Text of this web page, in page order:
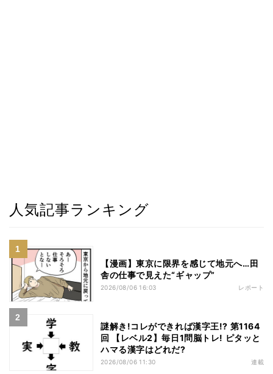
人気記事ランキング
【漫画】東京に限界を感じて地元へ…田
舎の仕事で見えた“ギャップ”
2026/08/06 16:03 レポート
謎解き!コレができれば漢字王!? 第1164
回 【レベル2】毎日1問脳トレ! ピタッと
ハマる漢字はどれだ?
2026/08/06 11:30 連載